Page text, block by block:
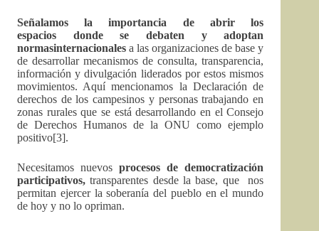
Señalamos la importancia de abrir los
espacios donde se debaten y adoptan
normasinternacionales a las organizaciones de base y
de desarrollar mecanismos de consulta, transparencia,
información y divulgación liderados por estos mismos
movimientos. Aquí mencionamos la Declaración de
derechos de los campesinos y personas trabajando en
zonas rurales que se está desarrollando en el Consejo
de Derechos Humanos de la ONU como ejemplo
positivo[3].
Necesitamos nuevosprocesos de democratización
participativos, transparentes desde la base, que nos
permitan ejercer la soberanía del pueblo en el mundo
de hoy y no lo opriman.